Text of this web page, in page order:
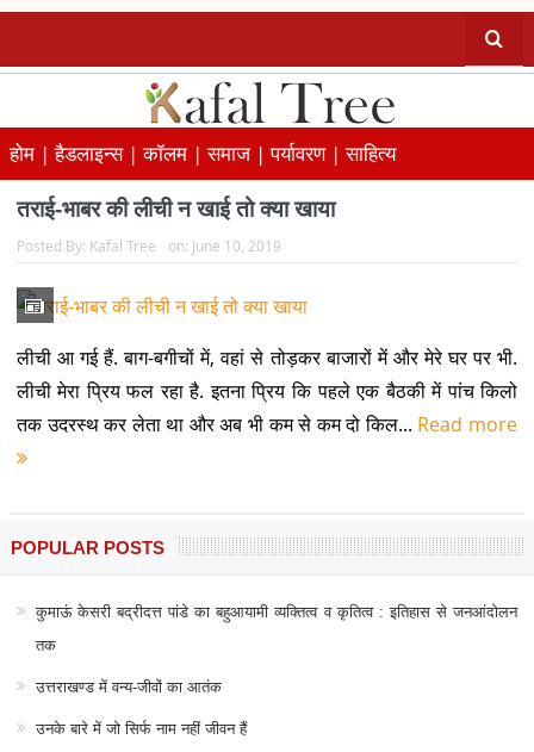
होम |हैडलाइन्स |कॉलम |समाज |पर्यावरण |साहित्य
तराई-भाबर की लीची न खाई तो क्या खाया
Posted By: Kafal Tree on: June 10, 2019
लीची आ गई हैं. बाग-बगीचों में, वहां से तोड़कर बाजारों में और मेरे घर पर भी.
लीची मेरा प्रिय फल रहा है. इतना प्रिय कि पहले एक बैठकी में पांच किलो
तक उदरस्थ कर लेता था और अब भी कम से कम दो किल... Read more
POPULAR POSTS
कुमाऊं केसरी बद्रीदत्त पांडे का बहुआयामी व्यक्तित्व व कृतित्व : इतिहास से जनआंदोलन
तक
उत्तराखण्ड में वन्य-जीवों का आतंक
उनके बारे में जो सिर्फ नाम नहीं जीवन हैं